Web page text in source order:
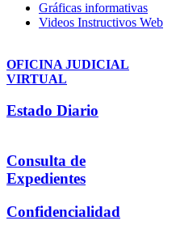
Gráficas informativas
Videos Instructivos Web
OFICINA JUDICIAL
VIRTUAL
Estado Diario
Consulta de
Expedientes
Confidencialidad